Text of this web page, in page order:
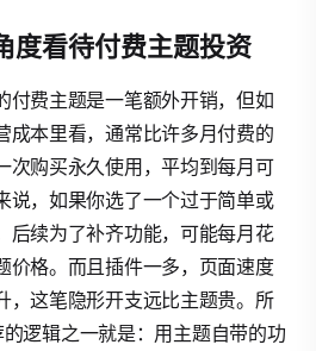
度看待付费主题投资
付费主题是一笔额外开销，但如
成本里看，通常比许多月付费的
次购买永久使用，平均到每月可
说，如果你选了一个过于简单或
后续为了补齐功能，可能每月花
价格。而且插件一多，页面速度
，这笔隐形开支远比主题贵。所
逻辑之一就是：用主题自带的功